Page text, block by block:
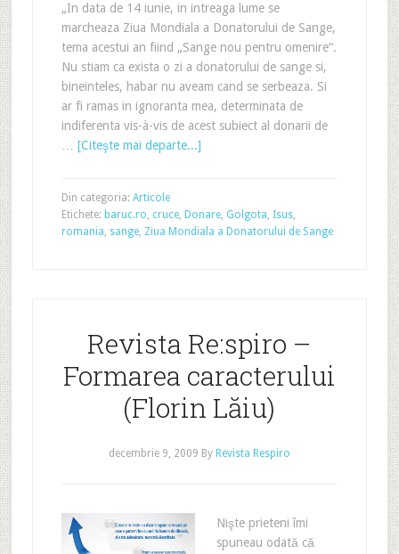
„In data de 14 iunie, in intreaga lume se
marcheaza Ziua Mondiala a Donatorului de Sange,
tema acestui an fiind „Sange nou pentru omenire“.
Nu stiam ca exista o zi a donatorului de sange si,
bineinteles, habar nu aveam cand se serbeaza. Si
ar fi ramas in ignoranta mea, determinata de
indiferenta vis-à-vis de acest subiect al donarii de
[Citeşte mai departe...]
Din categoria: Articole
Etichete: baruc.ro, cruce, Donare, Golgota, Isus,
romania, sange, Ziua Mondiala a Donatorului de Sange
Revista Re:spiro –
Formarea caracterului
(Florin Lăiu)
decembrie 9, 2009 By Revista Respiro
Nişte prieteni îmi
spuneau odată că